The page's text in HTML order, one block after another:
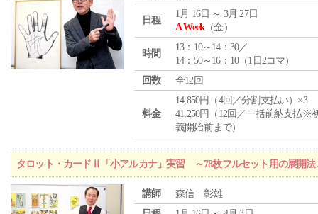
日程
1月 16日 ～ 3月 27日
A Week（金）
時間
13：10～14：30／
14：50～16：10（1日2コマ）
回数
全12回
料金
14,850円（4回／分割支払い）×3
41,250円（12回／一括前納支払※
義開始前まで）
タロット・カードⅡ「小アルカナ」実習 ～78枚フルセット用の展開法
講師
森信 彰雄